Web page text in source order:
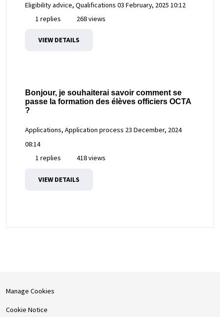
Eligibility advice, Qualifications 03 February, 2025 10:12
1 replies
268 views
VIEW DETAILS
Bonjour, je souhaiterai savoir comment se
passe la formation des élèves officiers OCTA
?
Applications, Application process 23 December, 2024
08:14
1 replies
418 views
VIEW DETAILS
Manage Cookies
Cookie Notice